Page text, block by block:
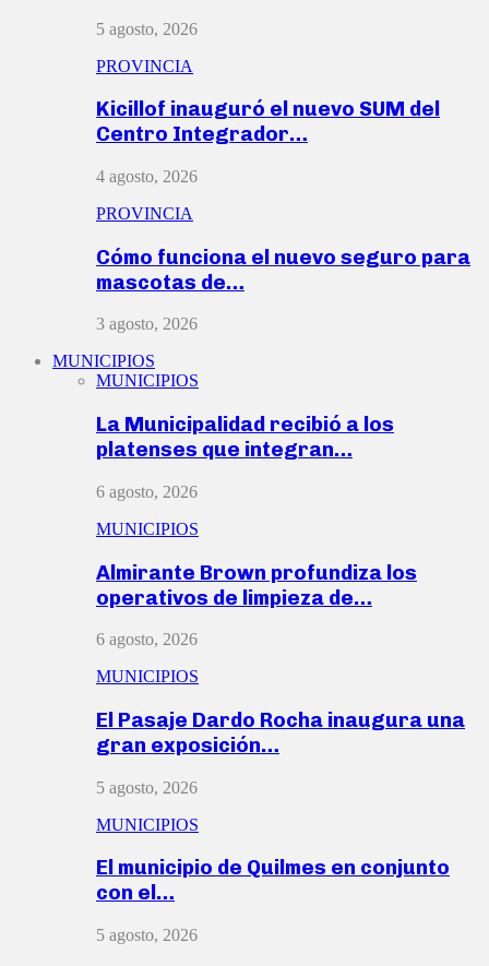
5 agosto, 2026
PROVINCIA
Kicillof inauguró el nuevo SUM del
Centro Integrador…
4 agosto, 2026
PROVINCIA
Cómo funciona el nuevo seguro para
mascotas de…
3 agosto, 2026
MUNICIPIOS
MUNICIPIOS
La Municipalidad recibió a los
platenses que integran…
6 agosto, 2026
MUNICIPIOS
Almirante Brown profundiza los
operativos de limpieza de…
6 agosto, 2026
MUNICIPIOS
El Pasaje Dardo Rocha inaugura una
gran exposición…
5 agosto, 2026
MUNICIPIOS
El municipio de Quilmes en conjunto
con el…
5 agosto, 2026